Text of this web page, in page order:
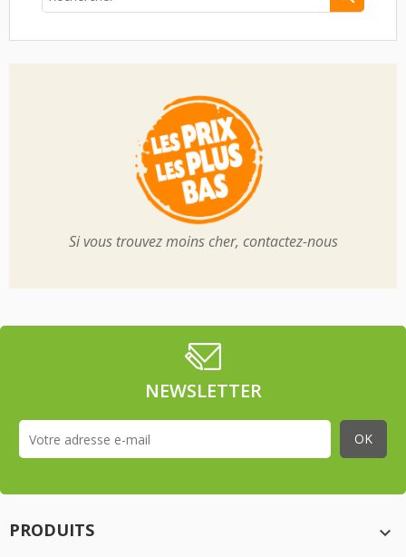
Si vous trouvez moins cher, contactez-nous
NEWSLETTER
PRODUITS 